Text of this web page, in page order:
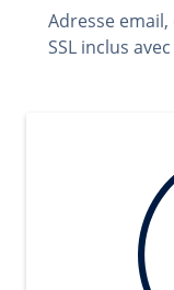
Adresse
SSL inclus